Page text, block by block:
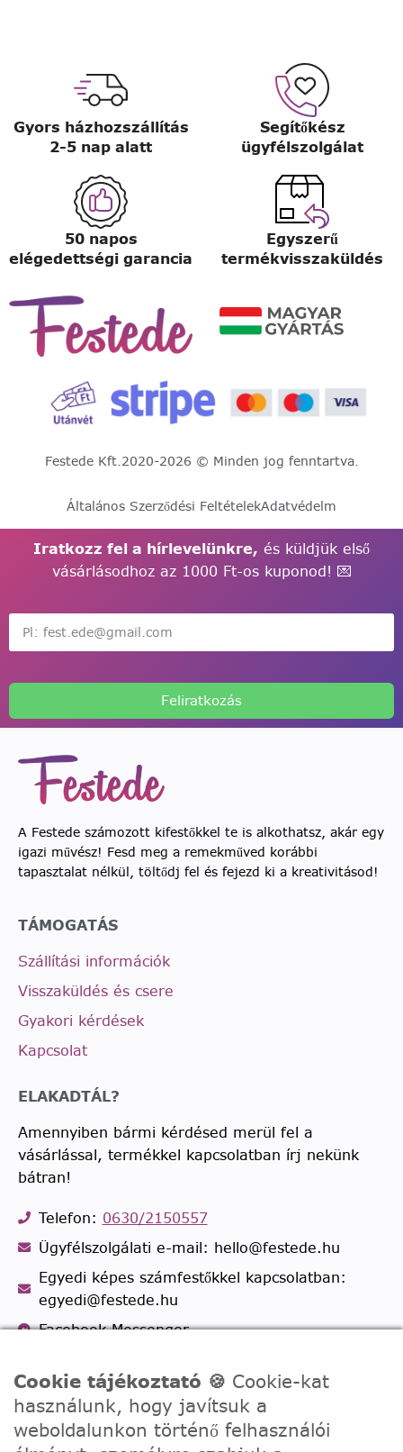
Gyors házhozszállítás
2-5 nap alatt
Segítőkész
ügyfélszolgálat
50 napos
elégedettségi garancia
Egyszerű
termékvisszaküldés
Festede Kft.2020-2026 © Minden jog fenntartva.
Általános Szerződési FeltételekAdatvédelm
Iratkozz fel a hírlevelünkre, és küldjük első
vásárlásodhoz az 1000 Ft-os kuponod! 💌
Feliratkozás
A Festede számozott kifestőkkel te is alkothatsz, akár egy
igazi művész! Fesd meg a remekműved korábbi
tapasztalat nélkül, töltődj fel és fejezd ki a kreativitásod!
TÁMOGATÁS
Szállítási információk
Visszaküldés és csere
Gyakori kérdések
Kapcsolat
ELAKADTÁL?
Amennyiben bármi kérdésed merül fel a
vásárlással, termékkel kapcsolatban írj nekünk
bátran!
Telefon: 0630/2150557
Ügyfélszolgálati e-mail: hello@festede.hu
Egyedi képes számfestőkkel kapcsolatban:
egyedi@festede.hu
Facebook Messenger
Cookie tájékoztató 🍪 Cookie-kat
használunk, hogy javítsuk a
weboldalunkon történő felhasználói